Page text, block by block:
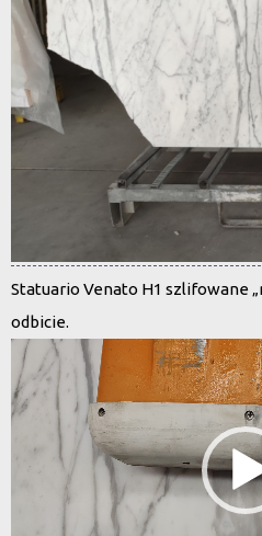
Statuario Venato H1 szlifowane
odbicie.
Odtwarzacz
video